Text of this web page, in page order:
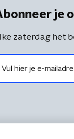
je
zaterdag het